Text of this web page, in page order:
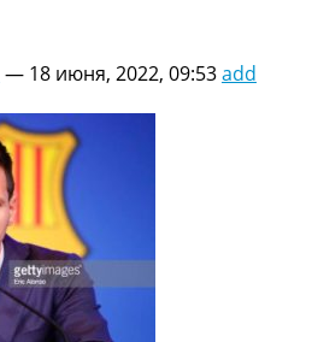
— 18 июня, 2022, 09:53add